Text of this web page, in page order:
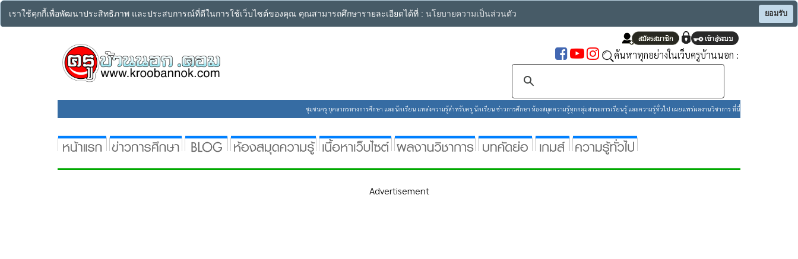
เราใช้คุกกี้เพื่อพัฒนาประสิทธิภาพ และประสบการณ์ที่ดีในการใช้เว็บไซต์ของคุณ คุณสามารถศึกษารายละเอียดได้ที่ : นโยบายความเป็นส่วนตัว ยอมรับ
ค้นหาทุกอย่างในเว็บครูบ้านนอก :
ชุมชนครู บุคลากรทางการศึกษา และนักเรียน แหล่งความรู้สำหรับครู นักเรียน ข่าวการศึกษา ห้องสมุดความรู้ทุกกลุ่มสาระการเรียนรู้ และความรู้ทั่วไป เผยแพร่ผลงานวิชาการ ที่นี่
Advertisement